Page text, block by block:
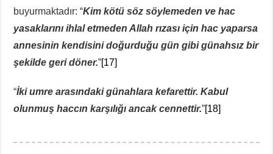
buyurmaktadır: “Kim kötü söz söylemeden ve hac
yasaklarını ihlal etmeden Allah rızası için hac yaparsa
annesinin kendisini doğurduğu gün gibi günahsız bir
şekilde geri döner.”[17]
“İki umre arasındaki günahlara kefarettir. Kabul
olunmuş haccın karşılığı ancak cennettir.”[18]